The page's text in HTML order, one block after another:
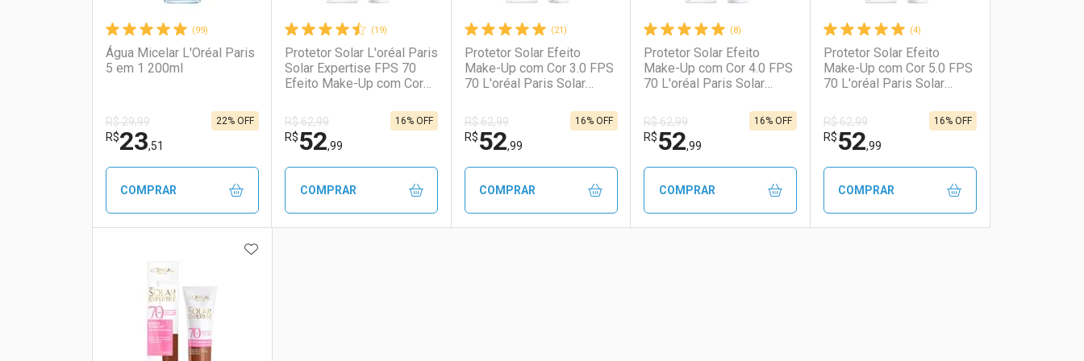
(99)
Água Micelar L'Oréal Paris
5 em 1 200ml
R$ 29,99
R$23,51
22% OFF
COMPRAR
Laboratório
Por Menos
(19)
Protetor Solar L'oréal Paris
Solar Expertise FPS 70
Efeito Make-Up com Cor
R$ 62,99
R$52,99
16% OFF
COMPRAR
(21)
Protetor Solar Efeito
Make-Up com Cor 3.0 FPS
70 L'oréal Paris Solar
R$ 62,99
R$52,99
16% OFF
COMPRAR
(8)
Protetor Solar Efeito
Make-Up com Cor 4.0 FPS
70 L'oréal Paris Solar
R$ 62,99
R$52,99
16% OFF
COMPRAR
(4)
Protetor Solar Efeito
Make-Up com Cor 5.0 FPS
70 L'oréal Paris Solar
R$ 62,99
R$52,99
16% OFF
COMPRAR
ADICIONAR AOS FAVORITOS